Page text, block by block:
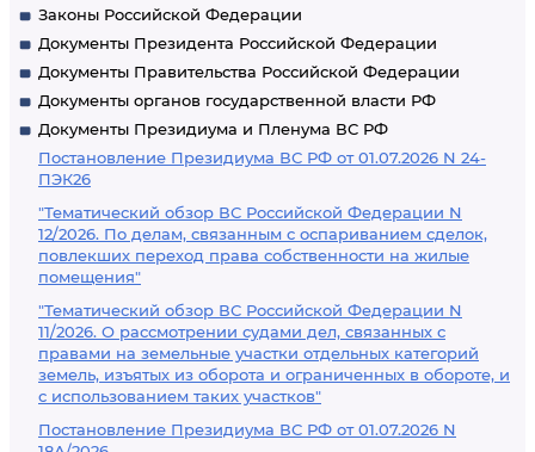
Законы Российской Федерации
Документы Президента Российской Федерации
Документы Правительства Российской Федерации
Документы органов государственной власти РФ
Документы Президиума и Пленума ВС РФ
Постановление Президиума ВС РФ от 01.07.2026 N 24-
ПЭК26
"Тематический обзор ВС Российской Федерации N
12/2026. По делам, связанным с оспариванием сделок,
повлекших переход права собственности на жилые
помещения"
"Тематический обзор ВС Российской Федерации N
11/2026. О рассмотрении судами дел, связанных с
правами на земельные участки отдельных категорий
земель, изъятых из оборота и ограниченных в обороте, и
с использованием таких участков"
Постановление Президиума ВС РФ от 01.07.2026 N